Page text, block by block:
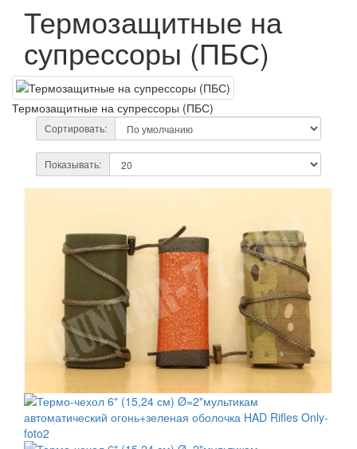
Термозащитные на
супрессоры (ПБС)
Термозащитные на супрессоры (ПБС)
Сортировать:
Показывать: